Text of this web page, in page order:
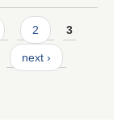
2 3
next ›